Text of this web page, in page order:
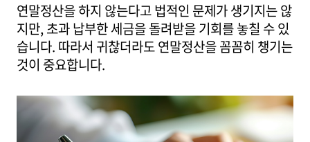
연말정산을 하지 않는다고 법적인 문제가 생기지는 않
지만, 초과 납부한 세금을 돌려받을 기회를 놓칠 수 있
습니다. 따라서 귀찮더라도 연말정산을 꼼꼼히 챙기는
것이 중요합니다.